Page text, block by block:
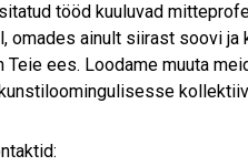
tööd kuuluvad
omades ainult siirast soovi
Teie ees. Loodame muuta